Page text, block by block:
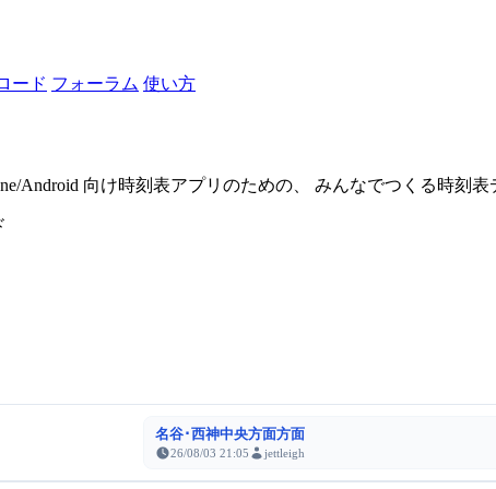
ード フォーラム 使い方
Android 向け時刻表アプリのための、 みんなでつくる時刻表
名谷･西神中央方面方面
26/08/03 21:05 jettleigh